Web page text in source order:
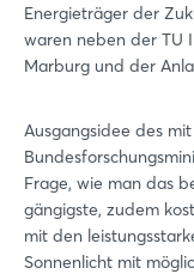
Energieträger der
waren neben der TU
Marburg und der
Ausgangsidee des
Frage, wie man das
gängigste, zudem
mit den
Sonnenlicht mit